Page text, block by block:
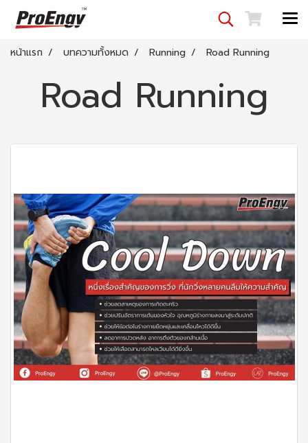
หน้าแรก บทความทั้งหมด Running Road Running
Road Running